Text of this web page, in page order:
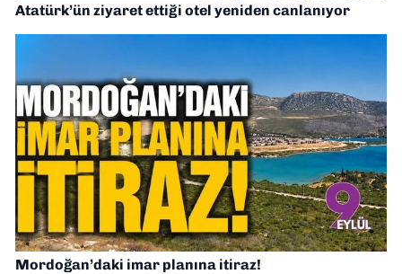
Atatürk’ün ziyaret ettiği otel yeniden canlanıyor
Mordoğan’daki imar planına itiraz!